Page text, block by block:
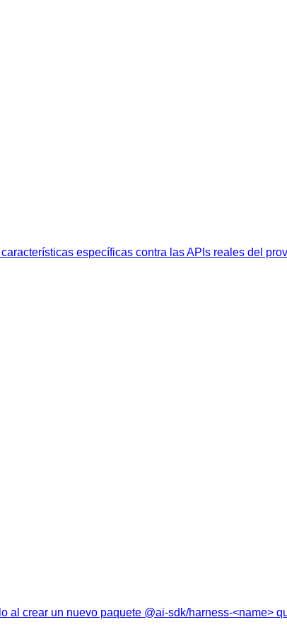
específicas contra las APIs reales del
crear un nuevo paquete @ai-sdk/harness-<name>